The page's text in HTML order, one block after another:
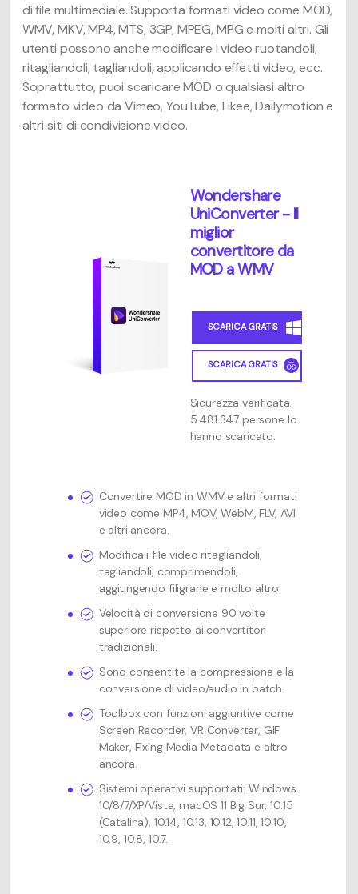
di file multimediale. Supporta formati video come MOD,
WMV, MKV, MP4, MTS, 3GP, MPEG, MPG e molti altri. Gli
utenti possono anche modificare i video ruotandoli,
ritagliandoli, tagliandoli, applicando effetti video, ecc.
Soprattutto, puoi scaricare MOD o qualsiasi altro
formato video da Vimeo, YouTube, Likee, Dailymotion e
altri siti di condivisione video.
Wondershare
UniConverter - Il
miglior
convertitore da
MOD a WMV
SCARICA GRATIS
SCARICA GRATIS
Sicurezza verificata.
5.481.347 persone lo
hanno scaricato.
Convertire MOD in WMV e altri formati
video come MP4, MOV, WebM, FLV, AVI
e altri ancora.
Modifica i file video ritagliandoli,
tagliandoli, comprimendoli,
aggiungendo filigrane e molto altro.
Velocità di conversione 90 volte
superiore rispetto ai convertitori
tradizionali.
Sono consentite la compressione e la
conversione di video/audio in batch.
Toolbox con funzioni aggiuntive come
Screen Recorder, VR Converter, GIF
Maker, Fixing Media Metadata e altro
ancora.
Sistemi operativi supportati: Windows
10/8/7/XP/Vista, macOS 11 Big Sur, 10.15
(Catalina), 10.14, 10.13, 10.12, 10.11, 10.10,
10.9, 10.8, 10.7.